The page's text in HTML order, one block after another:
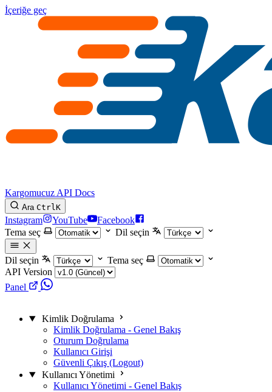
İçeriğe geç
Kargomucuz API Docs
Ara CtrlK
Instagram YouTube
Facebook
Tema seç
Dil seçin
Dil seçin
Tema seç
API Version
Panel
Kimlik Doğrulama
Kimlik Doğrulama - Genel Bakış
Oturum Doğrulama
Kullanıcı Girişi
Güvenli Çıkış (Logout)
Kullanıcı Yönetimi
Kullanıcı Yönetimi - Genel Bakış